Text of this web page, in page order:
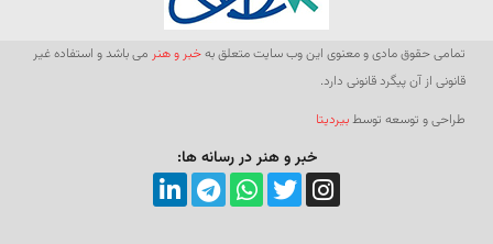
تمامی حقوق مادی و معنوی این وب سایت متعلق بهخبر و هنر می باشد و استفاده غیر
قانونی از آن پیگرد قانونی دارد.
طراحی و توسعه توسطبیردیتا
خبر و هنر در رسانه ها: